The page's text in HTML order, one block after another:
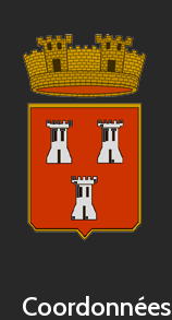
Coordonnées